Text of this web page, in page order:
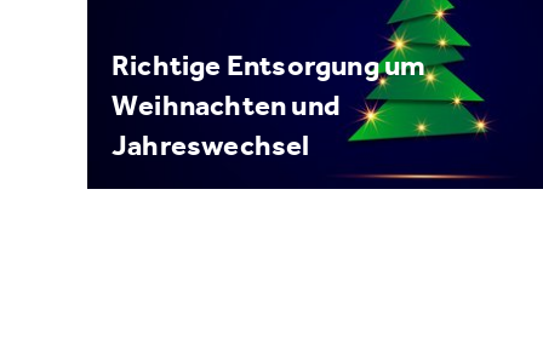
Richtige Entsorgung um
Weihnachten und
Jahreswechsel